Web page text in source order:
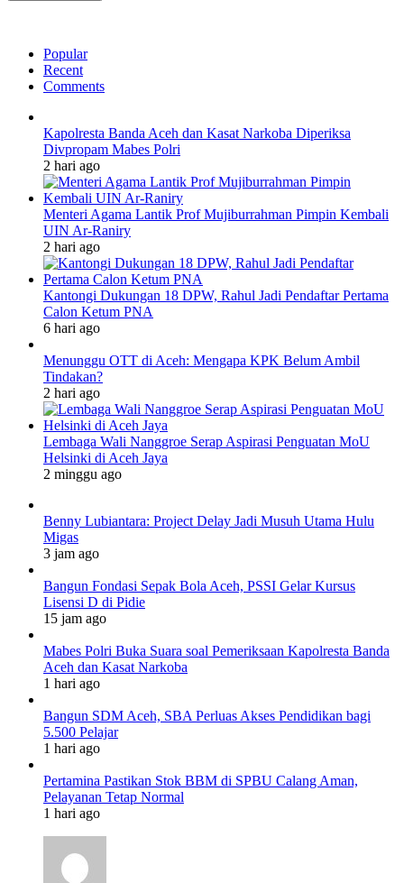
Popular
Recent
Comments
Kapolresta Banda Aceh dan Kasat Narkoba Diperiksa
Divpropam Mabes Polri
2 hari ago
Menteri Agama Lantik Prof Mujiburrahman Pimpin Kembali
UIN Ar-Raniry
2 hari ago
Kantongi Dukungan 18 DPW, Rahul Jadi Pendaftar Pertama
Calon Ketum PNA
6 hari ago
Menunggu OTT di Aceh: Mengapa KPK Belum Ambil
Tindakan?
2 hari ago
Lembaga Wali Nanggroe Serap Aspirasi Penguatan MoU
Helsinki di Aceh Jaya
2 minggu ago
Benny Lubiantara: Project Delay Jadi Musuh Utama Hulu
Migas
3 jam ago
Bangun Fondasi Sepak Bola Aceh, PSSI Gelar Kursus
Lisensi D di Pidie
15 jam ago
Mabes Polri Buka Suara soal Pemeriksaan Kapolresta Banda
Aceh dan Kasat Narkoba
1 hari ago
Bangun SDM Aceh, SBA Perluas Akses Pendidikan bagi
5.500 Pelajar
1 hari ago
Pertamina Pastikan Stok BBM di SPBU Calang Aman,
Pelayanan Tetap Normal
1 hari ago